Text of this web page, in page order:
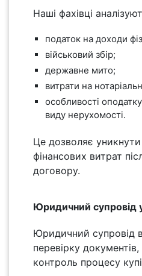
Наші фахівці
податок на доходи
військовий збір;
державне мито;
витрати на
особливості
виду нерухомості.
Це дозволяє уникнути
фінансових витрат
договору.
Юридичний супровід
Юридичний супровід
перевірку
контроль процесу